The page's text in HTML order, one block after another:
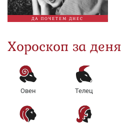
ДА ПОЧЕТЕМ ДНЕС
Хороскоп за деня
Овен Телец